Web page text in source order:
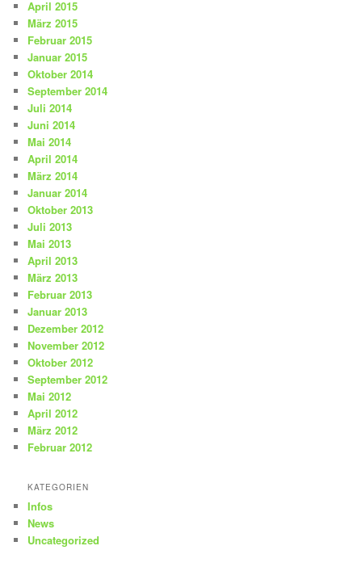
April 2015
März 2015
Februar 2015
Januar 2015
Oktober 2014
September 2014
Juli 2014
Juni 2014
Mai 2014
April 2014
März 2014
Januar 2014
Oktober 2013
Juli 2013
Mai 2013
April 2013
März 2013
Februar 2013
Januar 2013
Dezember 2012
November 2012
Oktober 2012
September 2012
Mai 2012
April 2012
März 2012
Februar 2012
KATEGORIEN
Infos
News
Uncategorized